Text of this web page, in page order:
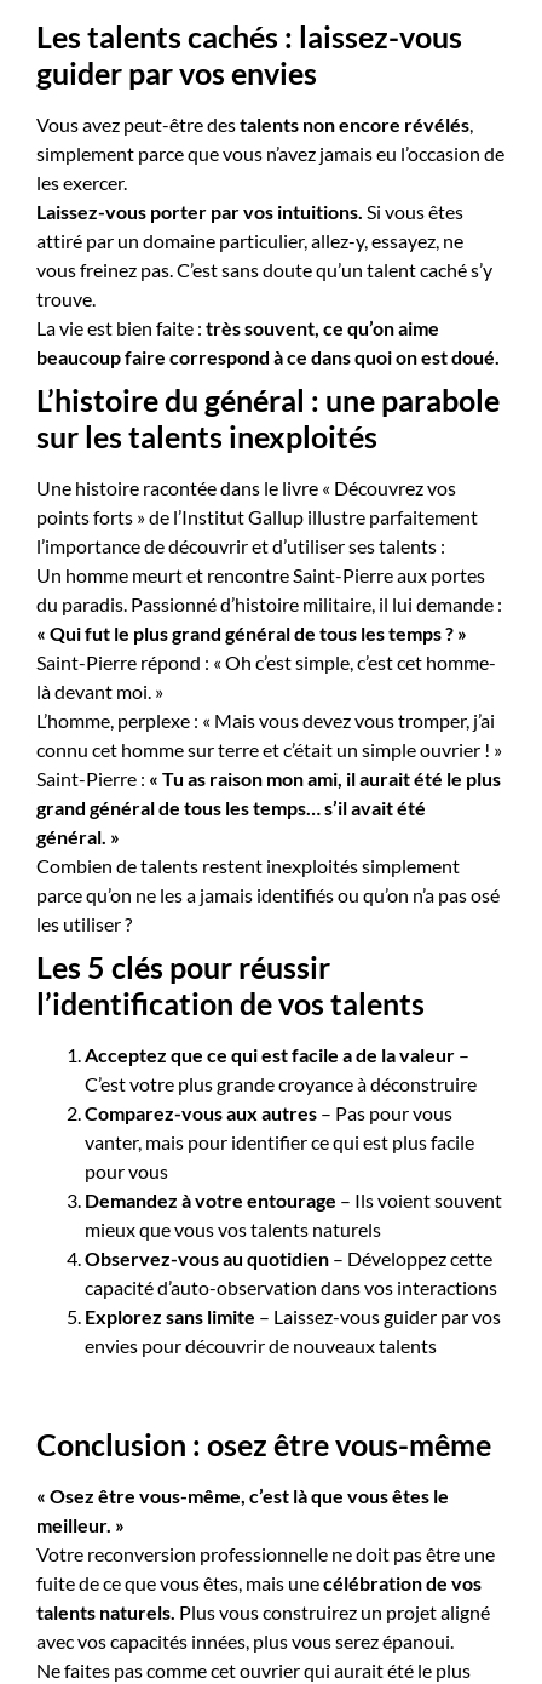
Les talents cachés : laissez-vous
guider par vos envies
Vous avez peut-être destalents non encore révélés,
simplement parce que vous n’avez jamais eu l’occasion de
les exercer.
Laissez-vous porter par vos intuitions. Si vous êtes
attiré par un domaine particulier, allez-y, essayez, ne
vous freinez pas. C’est sans doute qu’un talent caché s’y
trouve.
La vie est bien faite : très souvent, ce qu’on aime
beaucoup faire correspond à ce dans quoi on est doué.
L’histoire du général : une parabole
sur les talents inexploités
Une histoire racontée dans le livre « Découvrez vos
points forts » de l’Institut Gallup illustre parfaitement
l’importance de découvrir et d’utiliser ses talents :
Un homme meurt et rencontre Saint-Pierre aux portes
du paradis. Passionné d’histoire militaire, il lui demande :
« Qui fut le plus grand général de tous les temps ? »
Saint-Pierre répond : « Oh c’est simple, c’est cet homme-
là devant moi. »
L’homme, perplexe : « Mais vous devez vous tromper, j’ai
connu cet homme sur terre et c’était un simple ouvrier ! »
Saint-Pierre : « Tu as raison mon ami, il aurait été le plus
grand général de tous les temps… s’il avait été
général. »
Combien de talents restent inexploités simplement
parce qu’on ne les a jamais identifiés ou qu’on n’a pas osé
les utiliser ?
Les 5 clés pour réussir
l’identification de vos talents
Acceptez que ce qui est facile a de la valeur –
C’est votre plus grande croyance à déconstruire
Comparez-vous aux autres – Pas pour vous
vanter, mais pour identifier ce qui est plus facile
pour vous
Demandez à votre entourage – Ils voient souvent
mieux que vous vos talents naturels
Observez-vous au quotidien – Développez cette
capacité d’auto-observation dans vos interactions
Explorez sans limite – Laissez-vous guider par vos
envies pour découvrir de nouveaux talents
Conclusion : osez être vous-même
« Osez être vous-même, c’est là que vous êtes le
meilleur. »
Votre reconversion professionnelle ne doit pas être une
fuite de ce que vous êtes, mais unecélébration de vos
talents naturels. Plus vous construirez un projet aligné
avec vos capacités innées, plus vous serez épanoui.
Ne faites pas comme cet ouvrier qui aurait été le plus